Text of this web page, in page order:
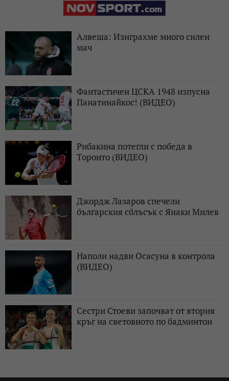
Алвеша: Изиграхме много силен
мач
Фантастичен ЦСКА 1948 изпусна
Панатинайкос! (ВИДЕО)
Рибакина потегли с победа в
Торонто (ВИДЕО)
Джордж Лазаров спечели
българския сблъсък с Янаки Милев
Наполи надви Осасуна в контрола
(ВИДЕО)
Сестри Стоеви започват от втория
кръг на световното по бадминтон